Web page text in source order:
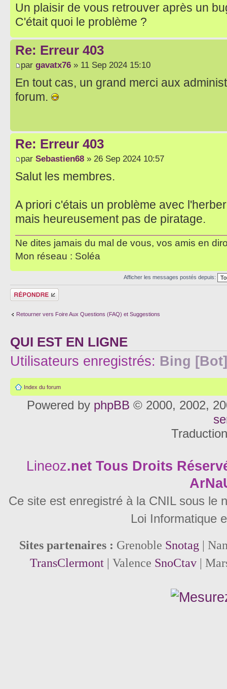
Un plaisir de vous retrouver après un
C'était quoi le problème ?
Re: Erreur 403
par gavatx76 » 11 Sep 2024 15:10
En tout cas, un grand merci aux
forum.
Re: Erreur 403
par Sebastien68 » 26 Sep 2024 10:57
Salut les membres.
A priori c'étais un problème avec
mais heureusement pas de piratage.
Ne dites jamais du mal de vous, vos amis en
Mon réseau : Soléa
Afficher les messages postés depuis:
Répondre
Retourner vers Foire Aux Questions (FAQ) et Suggestions
QUI EST EN LIGNE
Utilisateurs enregistrés: Bing [Bot]
Index du forum
Powered by phpBB © 2000, 2002,
Lineoz.net Tous Droits
Ce site est enregistré à la CNIL sous le
Loi Informatique
Sites partenaires : Grenoble Snotag |
TransClermont| Valence SnoCtav|